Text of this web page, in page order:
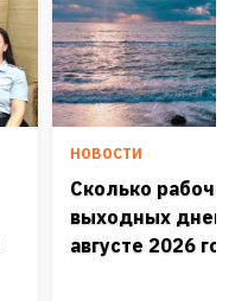
НОВОСТИ
Сколько
выходных дней
августе 2026